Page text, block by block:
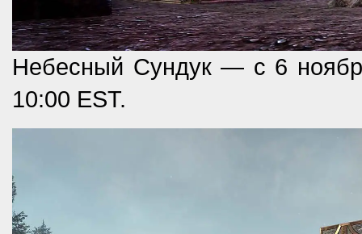
Небесный Сундук — с 6
10:00 EST.